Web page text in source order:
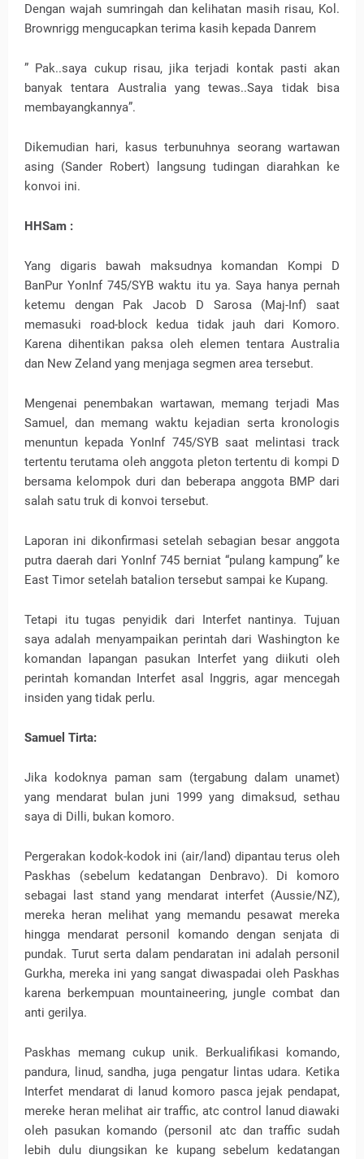
Dengan wajah sumringah dan kelihatan masih risau, Kol.
Brownrigg mengucapkan terima kasih kepada Danrem
” Pak..saya cukup risau, jika terjadi kontak pasti akan
banyak tentara Australia yang tewas..Saya tidak bisa
membayangkannya”.
Dikemudian hari, kasus terbunuhnya seorang wartawan
asing (Sander Robert) langsung tudingan diarahkan ke
konvoi ini.
HHSam :
Yang digaris bawah maksudnya komandan Kompi D
BanPur YonInf 745/SYB waktu itu ya. Saya hanya pernah
ketemu dengan Pak Jacob D Sarosa (Maj-Inf) saat
memasuki road-block kedua tidak jauh dari Komoro.
Karena dihentikan paksa oleh elemen tentara Australia
dan New Zeland yang menjaga segmen area tersebut.
Mengenai penembakan wartawan, memang terjadi Mas
Samuel, dan memang waktu kejadian serta kronologis
menuntun kepada YonInf 745/SYB saat melintasi track
tertentu terutama oleh anggota pleton tertentu di kompi D
bersama kelompok duri dan beberapa anggota BMP dari
salah satu truk di konvoi tersebut.
Laporan ini dikonfirmasi setelah sebagian besar anggota
putra daerah dari YonInf 745 berniat “pulang kampung” ke
East Timor setelah batalion tersebut sampai ke Kupang.
Tetapi itu tugas penyidik dari Interfet nantinya. Tujuan
saya adalah menyampaikan perintah dari Washington ke
komandan lapangan pasukan Interfet yang diikuti oleh
perintah komandan Interfet asal Inggris, agar mencegah
insiden yang tidak perlu.
Samuel Tirta:
Jika kodoknya paman sam (tergabung dalam unamet)
yang mendarat bulan juni 1999 yang dimaksud, sethau
saya di Dilli, bukan komoro.
Pergerakan kodok-kodok ini (air/land) dipantau terus oleh
Paskhas (sebelum kedatangan Denbravo). Di komoro
sebagai last stand yang mendarat interfet (Aussie/NZ),
mereka heran melihat yang memandu pesawat mereka
hingga mendarat personil komando dengan senjata di
pundak. Turut serta dalam pendaratan ini adalah personil
Gurkha, mereka ini yang sangat diwaspadai oleh Paskhas
karena berkempuan mountaineering, jungle combat dan
anti gerilya.
Paskhas memang cukup unik. Berkualifikasi komando,
pandura, linud, sandha, juga pengatur lintas udara. Ketika
Interfet mendarat di lanud komoro pasca jejak pendapat,
mereke heran melihat air traffic, atc control lanud diawaki
oleh pasukan komando (personil atc dan traffic sudah
lebih dulu diungsikan ke kupang sebelum kedatangan